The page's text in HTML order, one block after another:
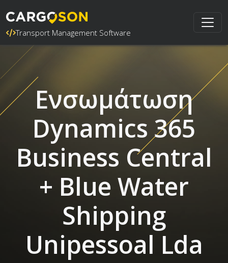
Transport Management Software
Ενσωμάτωση
Dynamics 365
Business Central
+ Blue Water
Shipping
Unipessoal Lda